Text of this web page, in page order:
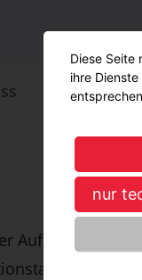
Auftritt & Herzblut
&
Diese Seite
ihre
nur